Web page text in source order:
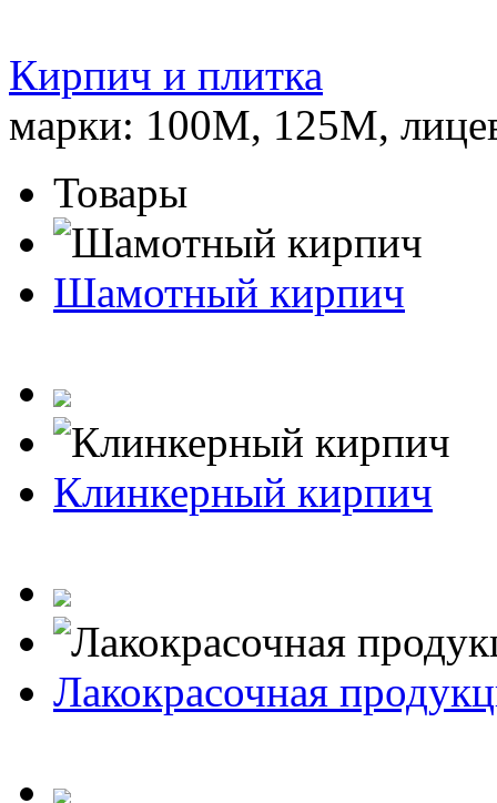
Кирпич и плитка
марки: 100М, 125М,
Товары
Шамотный кирпич
Клинкерный кирпич
Лакокрасочная